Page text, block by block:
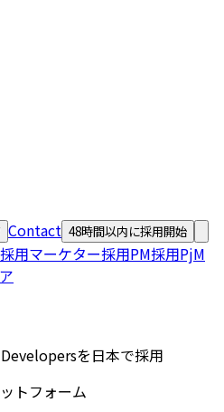
Contact 48時間以内に採用開始
用マーケター採用PM採用PjM
を日本で採用
トフォーム